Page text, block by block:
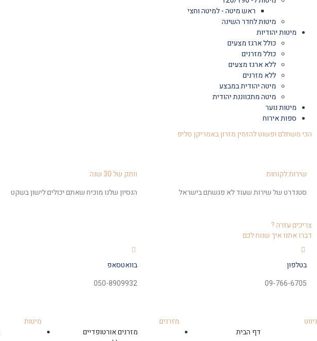
ראש מיטה - למיטה וחצי
מיטות לחדר השינה
מיטות יהודיות
כולל ארגז מצעים
כולל מזרנים
ללא ארגז מצעים
ללא מזרנים
מיטה יהודית במבצע
מיטה מתכווננת יהודית
מיטות נוער
ספות אירוח
הכי משתלם ופשוט להזמין מזרון באמריקן סליפ
שירות לקוחות
סטנדרט של שירות שעוד לא פגשתם בישראל
וותק של 30 שנה
הנסיון שלנו מוכיח שאתם יכולים לישון בשקט
צריכים עזרה ?
דברו אתנו איך שנוח לכם
בטלפון
09-766-6705
בוואטסאפ
050-8909932
ניווט
דף הבית
מזרנים
מזרנים אורטופדיים
מיטות